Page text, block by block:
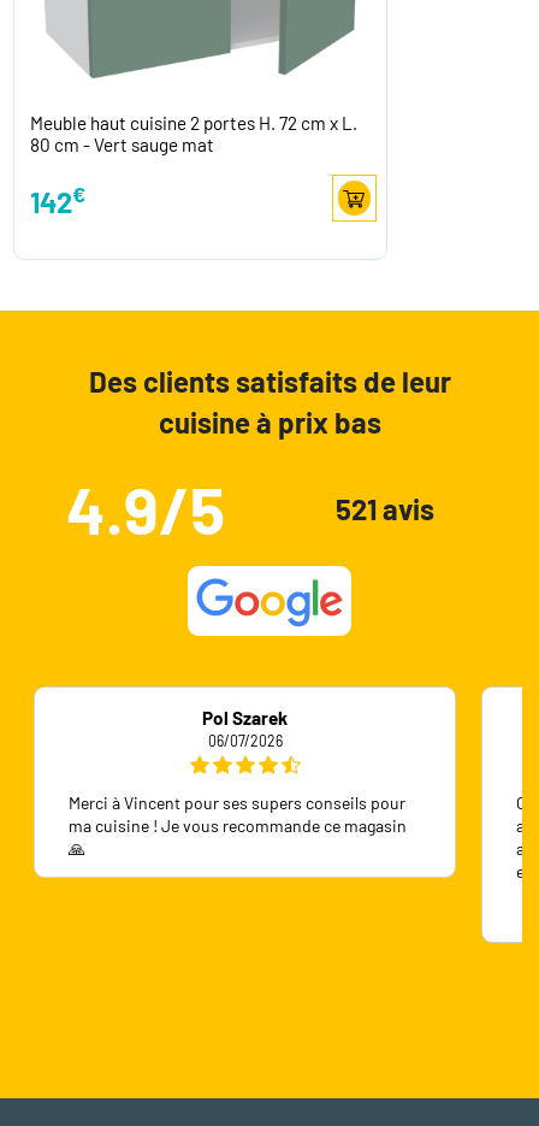
Meuble haut cuisine 2 portes H. 72 cm x L.
80 cm - Vert sauge mat
142€
Des clients satisfaits de leur
cuisine à prix bas
4.9/5 521 avis
Pol Szarek
06/07/2026
Merci à Vincent pour ses supers conseils pour
ma cuisine ! Je vous recommande ce magasin
🙏